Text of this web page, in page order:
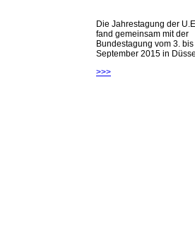
Die Jahrestagung der
fand gemeinsam mit der
Bundestagung vom 3. bis
September 2015 in
>>>